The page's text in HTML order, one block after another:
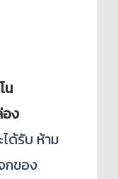
น
ง
ได้รับ ห้าม
กของ